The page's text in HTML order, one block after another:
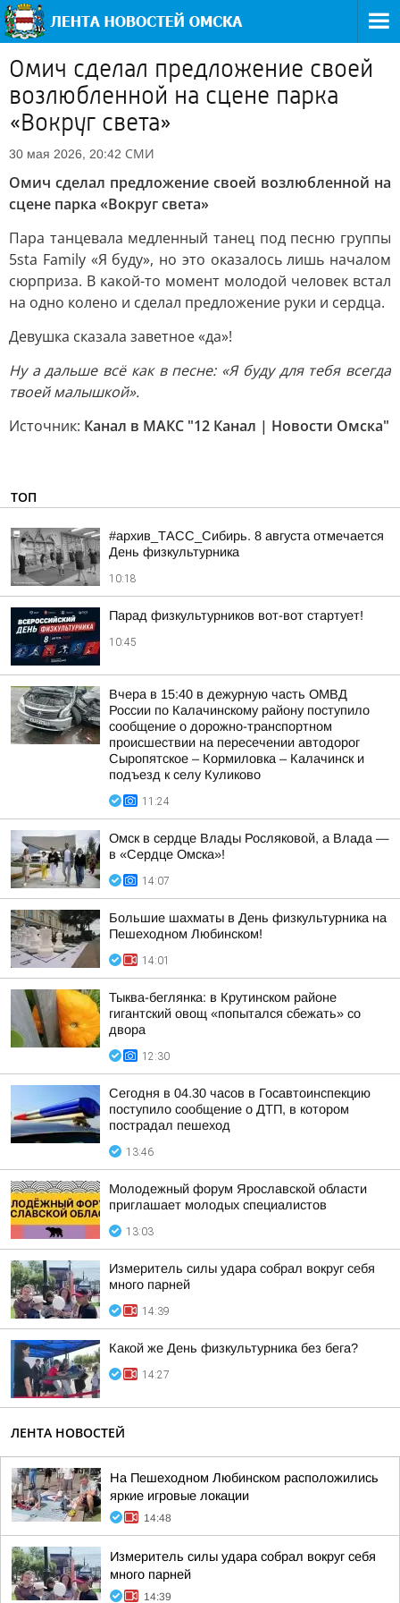
Омич сделал предложение своей
возлюбленной на сцене парка
«Вокруг света»
30 мая 2026, 20:42 СМИ
Омич сделал предложение своей возлюбленной на
сцене парка «Вокруг света»
Пара танцевала медленный танец под песню группы
5sta Family «Я буду», но это оказалось лишь началом
сюрприза. В какой-то момент молодой человек встал
на одно колено и сделал предложение руки и сердца.
Девушка сказала заветное «да»!
Ну а дальше всё как в песне: «Я буду для тебя всегда
твоей малышкой».
Источник: Канал в МАКС "12 Канал | Новости Омска"
ТОП
#архив_ТАСС_Сибирь. 8 августа отмечается
День физкультурника
10:18
Парад физкультурников вот-вот стартует!
10:45
Вчера в 15:40 в дежурную часть ОМВД
России по Калачинскому району поступило
сообщение о дорожно-транспортном
происшествии на пересечении автодорог
Сыропятское – Кормиловка – Калачинск и
подъезд к селу Куликово
11:24
Омск в сердце Влады Росляковой, а Влада —
в «Сердце Омска»!
14:07
Большие шахматы в День физкультурника на
Пешеходном Любинском!
14:01
Тыква-беглянка: в Крутинском районе
гигантский овощ «попытался сбежать» со
двора
12:30
Сегодня в 04.30 часов в Госавтоинспекцию
поступило сообщение о ДТП, в котором
пострадал пешеход
13:46
Молодежный форум Ярославской области
приглашает молодых специалистов
13:03
Измеритель силы удара собрал вокруг себя
много парней
14:39
Какой же День физкультурника без бега?
14:27
ЛЕНТА НОВОСТЕЙ
На Пешеходном Любинском расположились
яркие игровые локации
14:48
Измеритель силы удара собрал вокруг себя
много парней
14:39